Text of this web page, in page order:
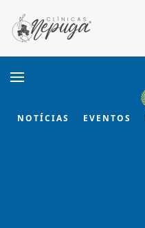
Skip to main content
NOTÍCIAS EVENTOS